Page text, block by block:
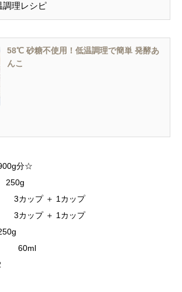
調理レシピ
58℃ 砂糖不使用！低温調理で簡単 発酵あ
んこ
分☆
250g
3カップ ＋ 1カップ
3カップ ＋ 1カップ
） 60ml